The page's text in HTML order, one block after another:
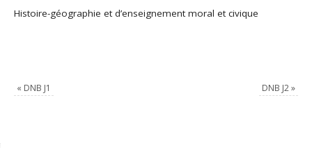
Histoire-géographie et d’enseignement moral et civique
« DNB J1 DNB J2»